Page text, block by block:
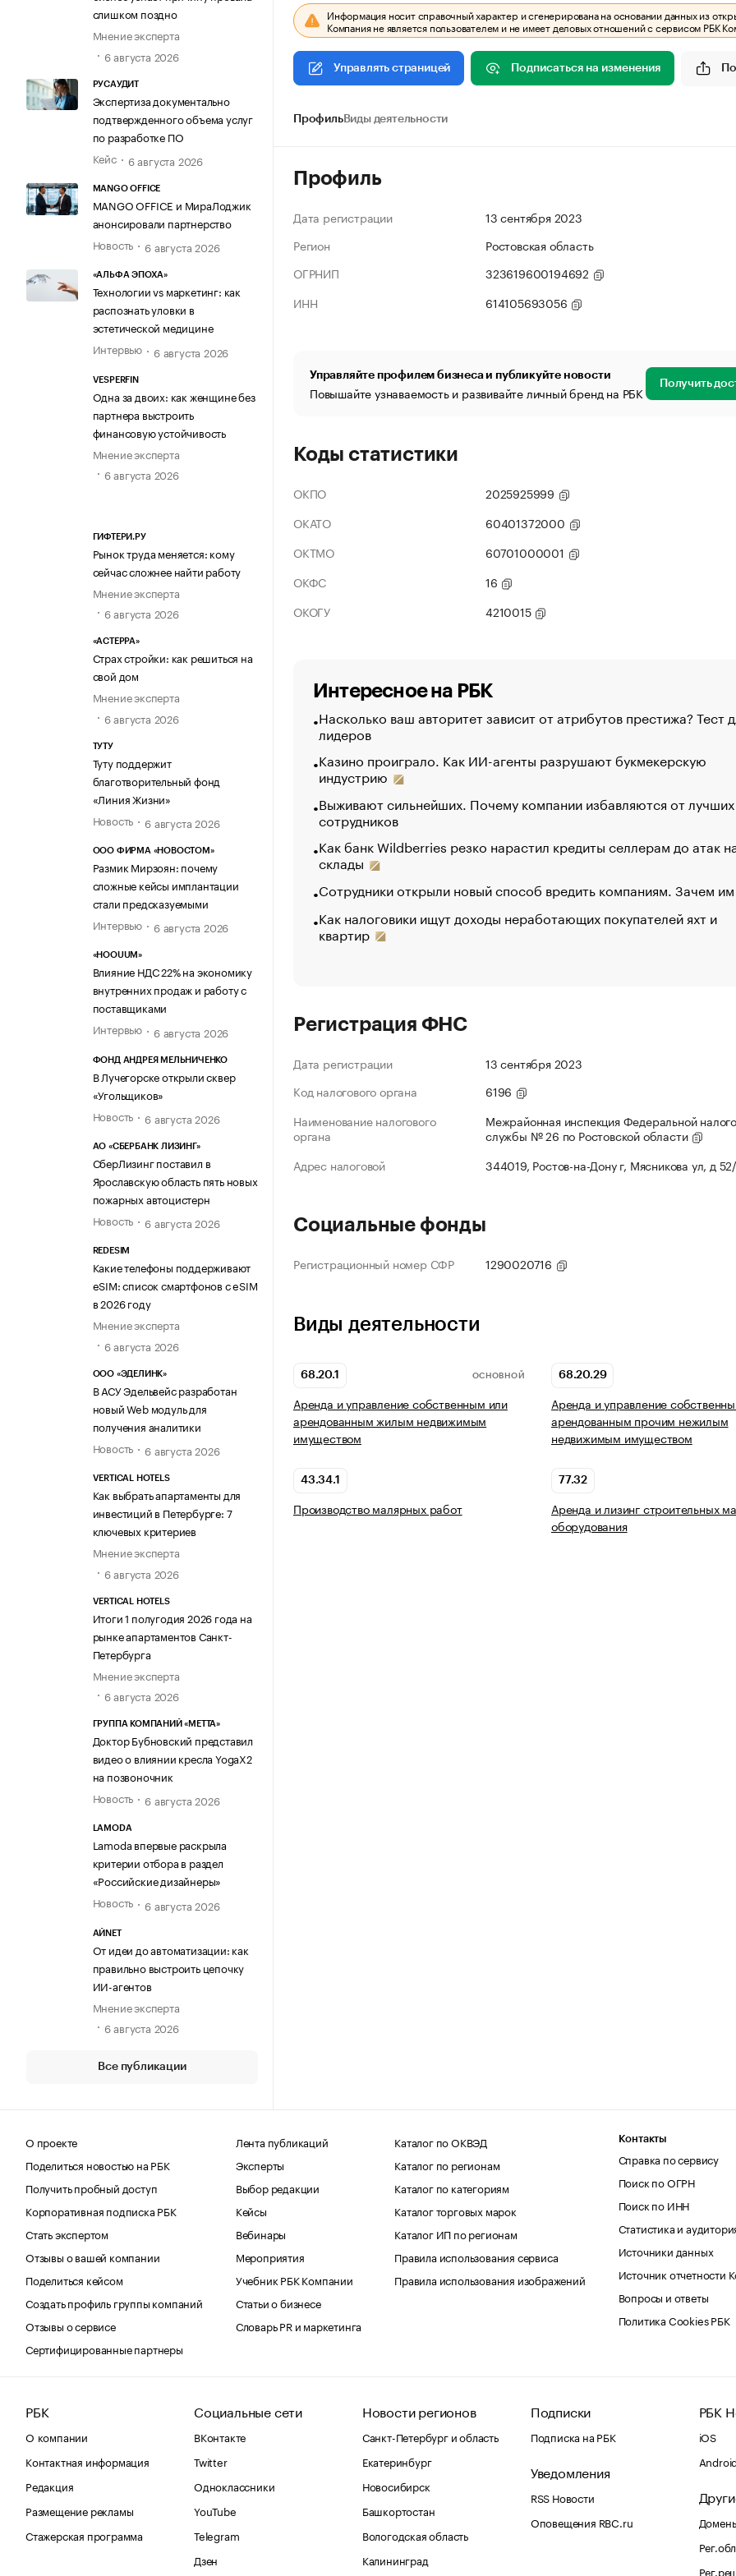
слишком поздно
Мнение эксперта
6 августа 2026
РУСАУДИТ
Экспертиза документально
подтвержденного объема услуг
по разработке ПО
Кейс
6 августа 2026
MANGO OFFICE
MANGO OFFICE и МираЛоджик
анонсировали партнерство
Новость
6 августа 2026
«АЛЬФА ЭПОХА»
Технологии vs маркетинг: как
распознать уловки в
эстетической медицине
Интервью
6 августа 2026
VESPERFIN
Одна за двоих: как женщине без
партнера выстроить
финансовую устойчивость
Мнение эксперта
6 августа 2026
ГИФТЕРИ.РУ
Рынок труда меняется: кому
сейчас сложнее найти работу
Мнение эксперта
6 августа 2026
«АСТЕРРА»
Страх стройки: как решиться на
свой дом
Мнение эксперта
6 августа 2026
ТУТУ
Туту поддержит
благотворительный фонд
«Линия Жизни»
Новость
6 августа 2026
ООО ФИРМА «НОВОСТОМ»
Размик Мирзоян: почему
сложные кейсы имплантации
стали предсказуемыми
Интервью
6 августа 2026
«HOOUUM»
Влияние НДС 22% на экономику
внутренних продаж и работу с
поставщиками
Интервью
6 августа 2026
ФОНД АНДРЕЯ МЕЛЬНИЧЕНКО
В Лучегорске открыли сквер
«Угольщиков»
Новость
6 августа 2026
АО «СБЕРБАНК ЛИЗИНГ»
СберЛизинг поставил в
Ярославскую область пять новых
пожарных автоцистерн
Новость
6 августа 2026
REDESIM
Какие телефоны поддерживают
eSIM: список смартфонов с eSIM
в 2026 году
Мнение эксперта
6 августа 2026
ООО «ЭДЕЛИНК»
В АСУ Эдельвейс разработан
новый Web модуль для
получения аналитики
Новость
6 августа 2026
VERTICAL HOTELS
Как выбрать апартаменты для
инвестиций в Петербурге: 7
ключевых критериев
Мнение эксперта
6 августа 2026
VERTICAL HOTELS
Итоги 1 полугодия 2026 года на
рынке апартаментов Санкт-
Петербурга
Мнение эксперта
6 августа 2026
ГРУППА КОМПАНИЙ «МЕТТА»
Доктор Бубновский представил
видео о влиянии кресла YogaX2
на позвоночник
Новость
6 августа 2026
LAMODA
Lamoda впервые раскрыла
критерии отбора в раздел
«Российские дизайнеры»
Новость
6 августа 2026
АЙNET
От идеи до автоматизации: как
правильно выстроить цепочку
ИИ-агентов
Мнение эксперта
6 августа 2026
Все публикации
Информация носит справочный характер и сгенерирована на основании данных из
Компания не является пользователем и не имеет деловых отношений с сервисом РБК
Управлять страницей Подписаться на изменения
ПрофильВиды деятельности
Профиль
Дата регистрации
13 сентября 2023
Регион
Ростовская область
ОГРНИП
323619600194692
ИНН
614105693056
Управляйте профилем бизнеса и публикуйте новости
Повышайте узнаваемость и развивайте личный бренд на РБК Получить
Коды статистики
ОКПО
2025925999
ОКАТО
60401372000
ОКТМО
60701000001
ОКФС
16
ОКОГУ
4210015
Интересное на РБК
Насколько ваш авторитет зависит от атрибутов престижа? Тест
лидеров
Казино проиграло. Как ИИ-агенты разрушают букмекерскую
индустрию
Выживают сильнейших. Почему компании избавляются от лучших
сотрудников
Как банк Wildberries резко нарастил кредиты селлерам до атак
склады
Сотрудники открыли новый способ вредить компаниям. Зачем
Как налоговики ищут доходы неработающих покупателей яхт и
квартир
Регистрация ФНС
Дата регистрации
13 сентября 2023
Код налогового органа
6196
Наименование налогового
органа
Межрайонная инспекция Федеральной
службы № 26 по Ростовской области
Адрес налоговой
344019, Ростов-на-Дону г, Мясникова ул, д
Социальные фонды
Регистрационный номер СФР 1290020716
Виды деятельности
68.20.1 ОСНОВНОЙ
Аренда и управление собственным или
арендованным жилым недвижимым
имуществом
68.20.29
Аренда и управление
арендованным прочим нежилым
недвижимым имуществом
43.34.1
Производство малярных работ
77.32
Аренда и лизинг строительных
оборудования
О проекте
Поделиться новостью на РБК
Получить пробный доступ
Корпоративная подписка РБК
Стать экспертом
Отзывы о вашей компании
Поделиться кейсом
Создать профиль группы компаний
Отзывы о сервисе
Сертифицированные партнеры
Лента публикаций
Эксперты
Выбор редакции
Кейсы
Вебинары
Мероприятия
Учебник РБК Компании
Статьи о бизнесе
Словарь PR и маркетинга
Каталог по ОКВЭД
Каталог по регионам
Каталог по категориям
Каталог торговых марок
Каталог ИП по регионам
Правила использования сервиса
Правила использования изображений
Контакты
Справка по сервису
Поиск по ОГРН
Поиск по ИНН
Статистика и
Источники данных
Источник отчетности
Вопросы и ответы
Политика Cookies РБК
РБК
О компании
Контактная информация
Редакция
Размещение рекламы
Стажерская программа
Социальные сети
ВКонтакте
Twitter
Одноклассники
YouTube
Telegram
Дзен
Новости регионов
Санкт-Петербург и область
Екатеринбург
Новосибирск
Башкортостан
Вологодская область
Калининград
Подписки
Подписка на РБК
Уведомления
RSS Новости
Оповещения RBC.ru
РБК
iOS